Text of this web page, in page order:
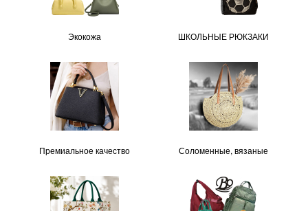
Экокожа ШКОЛЬНЫЕ РЮКЗАКИ
Премиальное качество Соломенные, вязаные